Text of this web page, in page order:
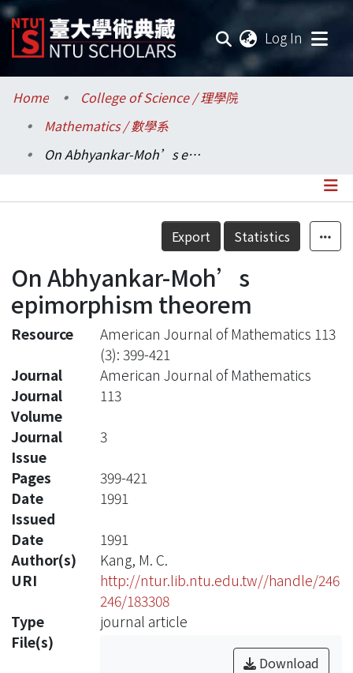
Log In
Communities & Collections
Research Outputs
Statistics
Home
College of Science / 理學院
Mathematics / 數學系
On Abhyankar-Moh’s epimorphism theorem
Details
Export Statistics
On Abhyankar-Moh’s
epimorphism theorem
Resource
American Journal of Mathematics 113
(3): 399-421
Journal
American Journal of Mathematics
Journal
Volume
113
Journal
Issue
3
Pages
399-421
Date
Issued
1991
Date
1991
Author(s)
Kang, M. C.
URI
http://ntur.lib.ntu.edu.tw//handle/246
246/183308
Type
journal article
File(s)
Download